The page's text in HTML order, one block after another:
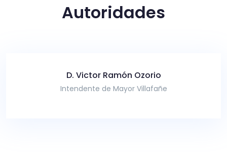
Autoridades
D. Victor Ramón Ozorio
Intendente de Mayor Villafañe